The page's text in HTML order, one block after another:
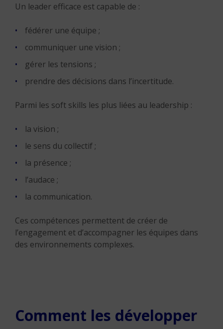
Un leader efficace est capable de :
fédérer une équipe ;
communiquer une vision ;
gérer les tensions ;
prendre des décisions dans l’incertitude.
Parmi les soft skills les plus liées au leadership :
la vision ;
le sens du collectif ;
la présence ;
l’audace ;
la communication.
Ces compétences permettent de créer de
l’engagement et d’accompagner les équipes dans
des environnements complexes.
Comment les développer